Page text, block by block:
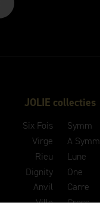
JOLIE collecties
Six Fois
Virge
Rieu
Dignity
Anvil
Ville
Symm
A Symm
Lune
One
Carre
Cross